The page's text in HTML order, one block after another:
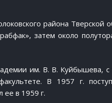
района Тверской
затем около
им. В. В. Куйбышева,
В 1957 г.
ее в 1959 г.